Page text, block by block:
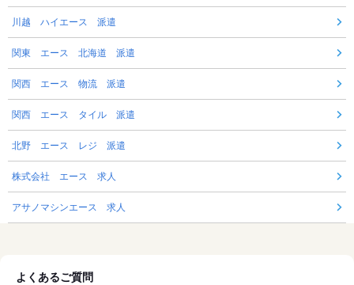
川越 ハイエース 派遣
関東 エース 北海道 派遣
関西 エース 物流 派遣
関西 エース タイル 派遣
北野 エース レジ 派遣
株式会社 エース 求人
アサノマシンエース 求人
よくあるご質問